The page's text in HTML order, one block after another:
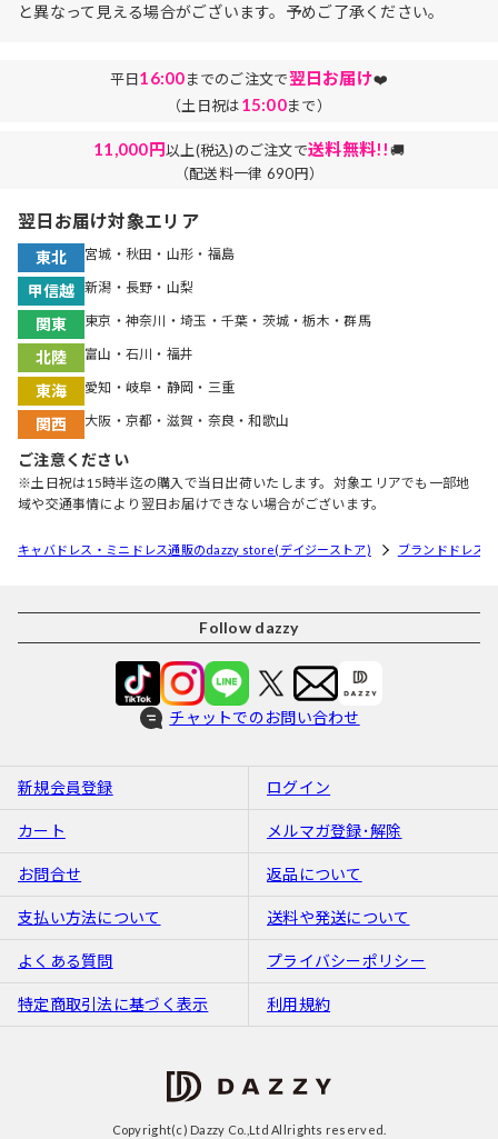
と異なって見える場合がございます。予めご了承ください。
平日16:00までのご注文で翌日お届け❤️
（土日祝は15:00まで）
11,000円以上(税込)のご注文で送料無料!!🚚
（配送料一律 690円）
翌日お届け対象エリア
東北 宮城・秋田・山形・福島
甲信越 新潟・長野・山梨
関東 東京・神奈川・埼玉・千葉・茨城・栃木・群馬
北陸 富山・石川・福井
東海 愛知・岐阜・静岡・三重
関西 大阪・京都・滋賀・奈良・和歌山
ご注意ください
※土日祝は15時半迄の購入で当日出荷いたします。対象エリアでも一部地
域や交通事情により翌日お届けできない場合がございます。
キャバドレス・ミニドレス通販のdazzy store(デイジーストア) ブランドドレス
Follow dazzy
チャットでのお問い合わせ
新規会員登録 ログイン
カート メルマガ登録･解除
お問合せ 返品について
支払い方法について 送料や発送について
よくある質問 プライバシーポリシー
特定商取引法に基づく表示 利用規約
Copyright(c) Dazzy Co.,Ltd Allrights reserved.